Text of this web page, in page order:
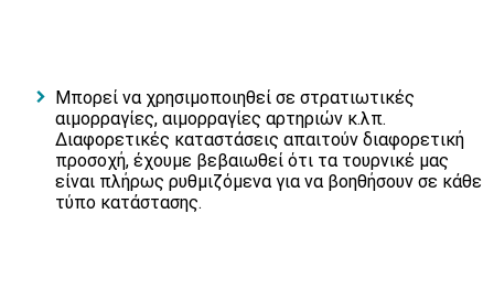
Μπορεί να χρησιμοποιηθεί σε στρατιωτικές
αιμορραγίες, αιμορραγίες αρτηριών κ.λπ.
Διαφορετικές καταστάσεις απαιτούν διαφορετική
προσοχή, έχουμε βεβαιωθεί ότι τα τουρνικέ μας
είναι πλήρως ρυθμιζόμενα για να βοηθήσουν σε κάθε
τύπο κατάστασης.